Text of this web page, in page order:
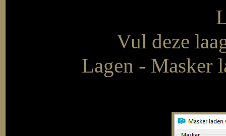
Vul deze
Lagen - Masker